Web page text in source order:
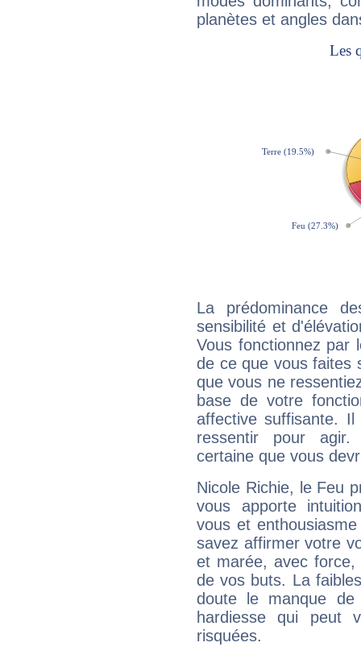
planètes et angles
La prédominance
sensibilité et
Vous fonctionnez
de ce que vous faites
que vous ne
base de votre
affective suffisante.
ressentir pour agir.
certaine que vous
Nicole Richie, le Feu
vous apporte
vous et
savez affirmer votre
et marée, avec
de vos buts. La
doute le manque
hardiesse qui peut
risquées.